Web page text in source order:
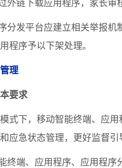
外链下载应用程序，家长审
分发平台应建立相关举报
程序予以下架处理。
理
本要求
式下，移动智能终端、应
应急状态管理，更好监督
终端、应用程序、应用程